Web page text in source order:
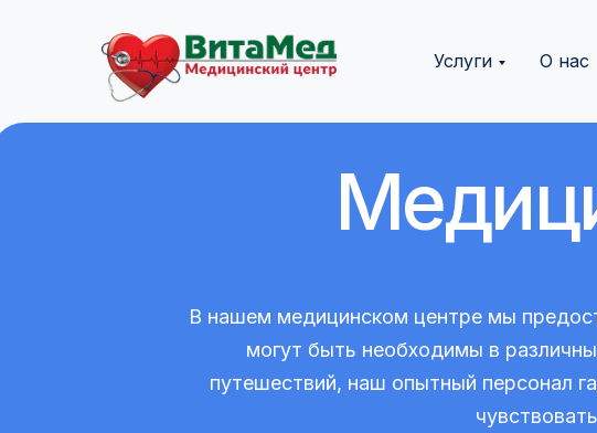
О нас
Услуги
В нашем медицинском центре мы
могут быть необходимы в
путешествий, наш опытный персонал